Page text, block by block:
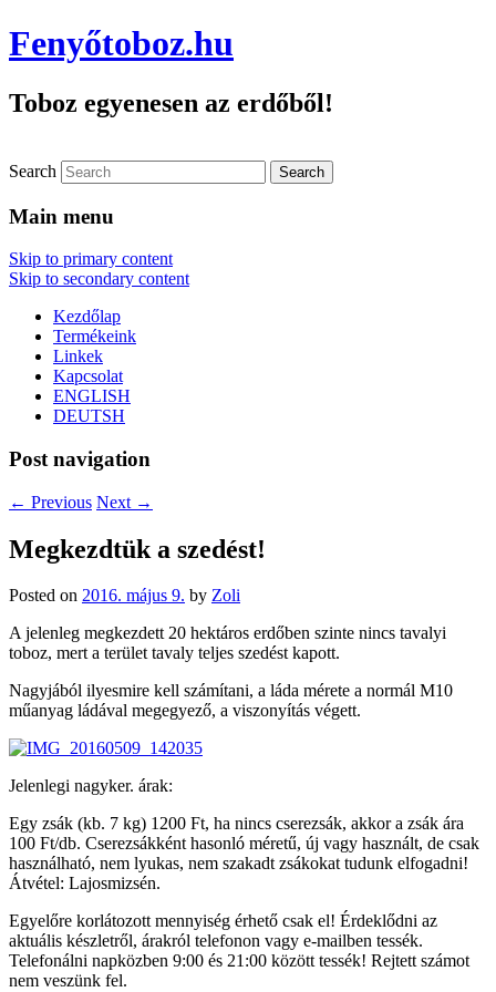
Fenyőtoboz.hu
Toboz egyenesen az erdőből!
Search
Main menu
Skip to primary content
Skip to secondary content
Kezdőlap
Termékeink
Linkek
Kapcsolat
ENGLISH
DEUTSH
Post navigation
← Previous Next →
Megkezdtük a szedést!
Posted on 2016. május 9. by Zoli
A jelenleg megkezdett 20 hektáros erdőben szinte nincs tavalyi
toboz, mert a terület tavaly teljes szedést kapott.
Nagyjából ilyesmire kell számítani, a láda mérete a normál M10
műanyag ládával megegyező, a viszonyítás végett.
Jelenlegi nagyker. árak:
Egy zsák (kb. 7 kg) 1200 Ft, ha nincs cserezsák, akkor a zsák ára
100 Ft/db. Cserezsákként hasonló méretű, új vagy használt, de csak
használható, nem lyukas, nem szakadt zsákokat tudunk elfogadni!
Átvétel: Lajosmizsén.
Egyelőre korlátozott mennyiség érhető csak el! Érdeklődni az
aktuális készletről, árakról telefonon vagy e-mailben tessék.
Telefonálni napközben 9:00 és 21:00 között tessék! Rejtett számot
nem veszünk fel.